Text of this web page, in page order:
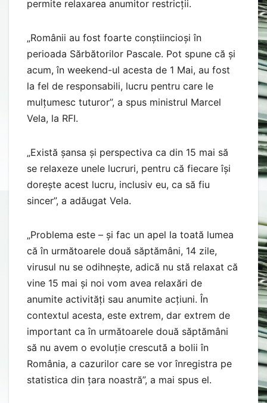
permite relaxarea anumitor restricții.
„Românii au fost foarte conștiincioși în
perioada Sărbătorilor Pascale. Pot spune că și
acum, în weekend-ul acesta de 1 Mai, au fost
la fel de responsabili, lucru pentru care le
mulțumesc tuturor”, a spus ministrul Marcel
Vela, la RFI.
„Există șansa și perspectiva ca din 15 mai să
se relaxeze unele lucruri, pentru că fiecare își
dorește acest lucru, inclusiv eu, ca să fiu
sincer”, a adăugat Vela.
„Problema este – și fac un apel la toată lumea
că în următoarele două săptămâni, 14 zile,
virusul nu se odihnește, adică nu stă relaxat că
vine 15 mai și noi vom avea relaxări de
anumite activități sau anumite acțiuni. În
contextul acesta, este extrem, dar extrem de
important ca în următoarele două săptămâni
să nu avem o evoluție crescută a bolii în
România, a cazurilor care se vor înregistra pe
statistica din țara noastră”, a mai spus el.